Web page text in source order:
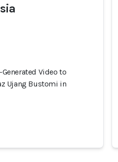
Video to
Ujang Bustomi in